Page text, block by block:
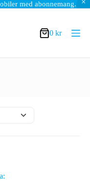
med abonnemang.
Varukorg
0 kr